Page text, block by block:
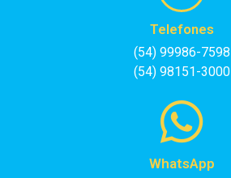
Telefones
(54) 99986-7598
(54) 98151-3000
WhatsApp